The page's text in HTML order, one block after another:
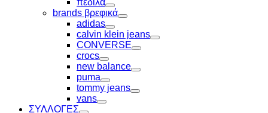
Toggle
brands βρεφικά
Toggle
adidas
Toggle
calvin klein jeans
Toggle
CONVERSE
Toggle
crocs
Toggle
new balance
Toggle
puma
Toggle
tommy jeans
Toggle
vans
Toggle
ΣΥΛΛΟΓΕΣ